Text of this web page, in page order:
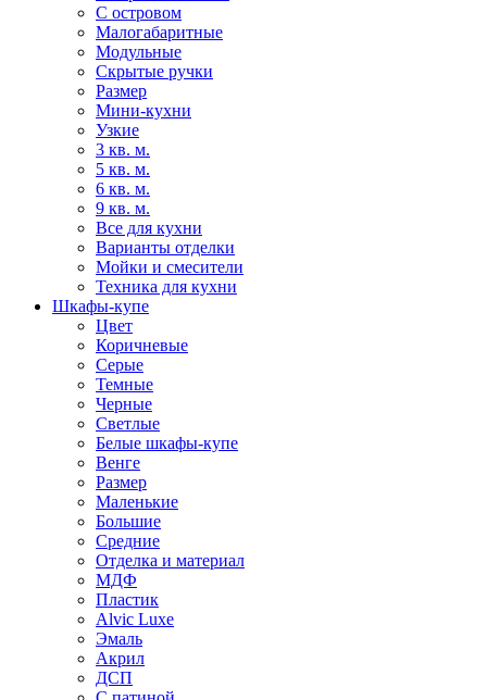
С островом
Малогабаритные
Модульные
Скрытые ручки
Размер
Мини-кухни
Узкие
3 кв. м.
5 кв. м.
6 кв. м.
9 кв. м.
Все для кухни
Варианты отделки
Мойки и смесители
Техника для кухни
Шкафы-купе
Цвет
Коричневые
Серые
Темные
Черные
Светлые
Белые шкафы-купе
Венге
Размер
Маленькие
Большие
Средние
Отделка и материал
МДФ
Пластик
Alvic Luxe
Эмаль
Акрил
ДСП